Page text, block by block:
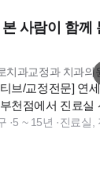
사람이 함께
치과교정과 치과의
브/교정전문] 연
천점에서 진료실
실 팀장)
·5 ~ 15년 ·